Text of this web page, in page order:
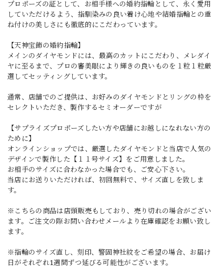
プロポーズの証として、お相手様への婚約指輪として、永く愛用
していただけるよう、指馴染みの良い着け心地や結婚指輪との重
ね付けの美しさにも徹底的にこだわっています。
【天神宝飾の婚約指輪】
メインのダイヤモンドには、最高のカットにこだわり、メレダイ
ヤに至るまで、プロの審美眼により輝きの良いものを１粒１粒厳
選してセッティングしています。
通常、店舗でのご提供は、お好みのダイヤモンドとリングの枠を
セレクトいただき、製作するセミオーダーですが
【サプライズプロポーズしたい方や店舗にお越しになれない方の
ために】
オンラインショップでは、厳選したダイヤモンドと当店で人気の
デザインで製作した【１１号サイズ】をご用意しました。
お相手のサイズに合わなかった場合でも、ご安心下さい。
当店にお送りいただければ、初回無料で、サイズ直しを致しま
す。
※こちらの商品は店頭販売もしており、売り切れの場合がござい
ます。ご注文の際お問い合わせメールより在庫確認をお願い致し
ます。
※指輪のサイズ直し、刻印、警固神社紋をご希望の場合、お届け
日がそれぞれ1週間ずつ延びる可能性がございます。